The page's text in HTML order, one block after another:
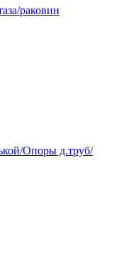
раковин
Опоры д.труб/